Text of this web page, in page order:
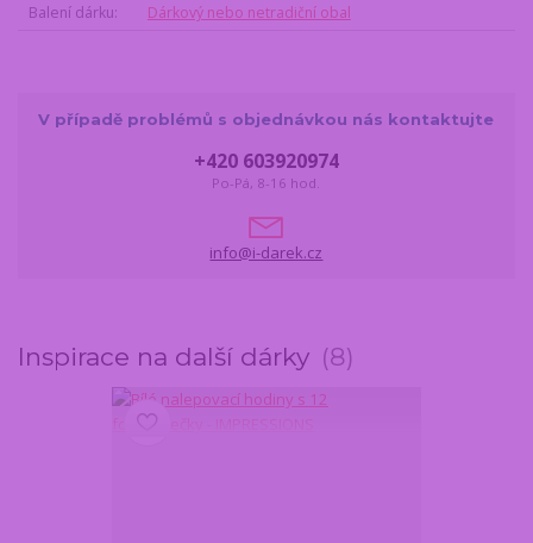
Balení dárku
Dárkový nebo netradiční obal
V případě problémů s objednávkou nás kontaktujte
+420 603920974
Po-Pá, 8-16 hod.
info@i-darek.cz
Inspirace na další dárky 8